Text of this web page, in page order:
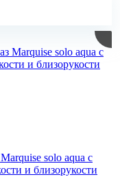
solo aqua с
и близорукости